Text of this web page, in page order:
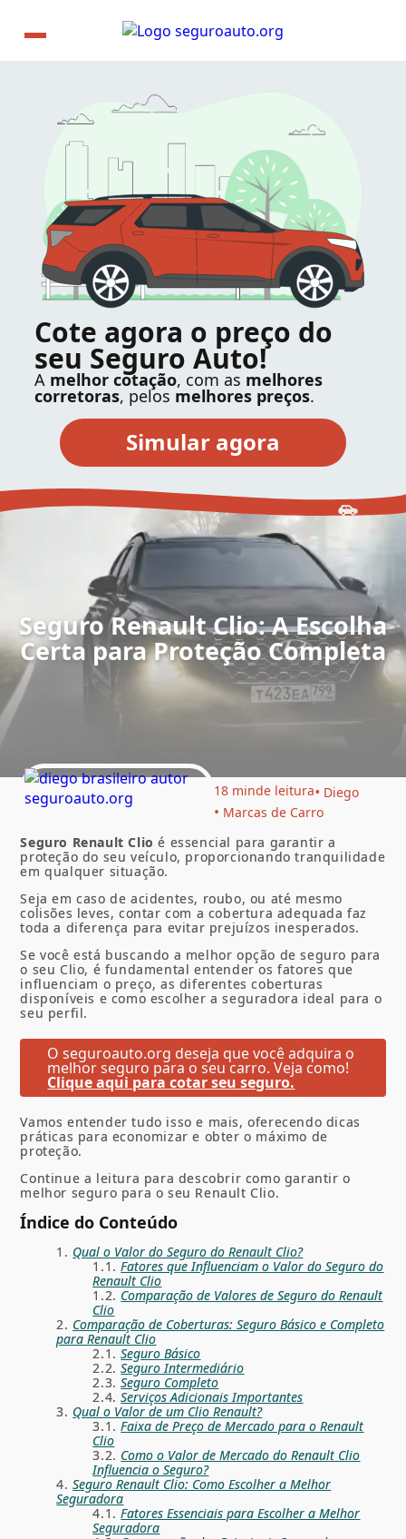
Cote agora o preço do
seu Seguro Auto!
A melhor cotação, com as melhores
corretoras, pelos melhores preços.
Seguro Renault Clio: A Escolha
Certa para Proteção Completa
18 minde leitura
Diego
Marcas de Carro
Seguro Renault Clio é essencial para garantir a
proteção do seu veículo, proporcionando tranquilidade
em qualquer situação.
Seja em caso de acidentes, roubo, ou até mesmo
colisões leves, contar com a cobertura adequada faz
toda a diferença para evitar prejuízos inesperados.
Se você está buscando a melhor opção de seguro para
o seu Clio, é fundamental entender os fatores que
influenciam o preço, as diferentes coberturas
disponíveis e como escolher a seguradora ideal para o
seu perfil.
O seguroauto.org deseja que você adquira o
melhor seguro para o seu carro. Veja como!
Clique aqui para cotar seu seguro.
Vamos entender tudo isso e mais, oferecendo dicas
práticas para economizar e obter o máximo de
proteção.
Continue a leitura para descobrir como garantir o
melhor seguro para o seu Renault Clio.
Índice do Conteúdo
Qual o Valor do Seguro do Renault Clio?
Fatores que Influenciam o Valor do Seguro do
Renault Clio
Comparação de Valores de Seguro do Renault
Clio
Comparação de Coberturas: Seguro Básico e Completo
para Renault Clio
Seguro Básico
Seguro Intermediário
Seguro Completo
Serviços Adicionais Importantes
Qual o Valor de um Clio Renault?
Faixa de Preço de Mercado para o Renault
Clio
Como o Valor de Mercado do Renault Clio
Influencia o Seguro?
Seguro Renault Clio: Como Escolher a Melhor
Seguradora
Fatores Essenciais para Escolher a Melhor
Seguradora